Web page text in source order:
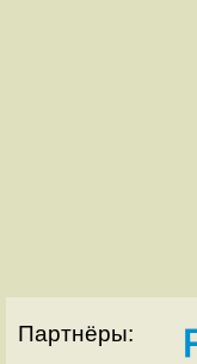
Партнёры: